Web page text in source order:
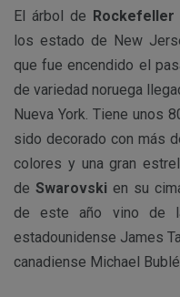
El árbol de Rockefeller
los estado de New
que fue encendido el
de variedad noruega
Nueva York. Tiene unos
sido decorado con más
colores y una gran
deSwarovskien su
de este año vino de
estadounidense James
canadiense Michael